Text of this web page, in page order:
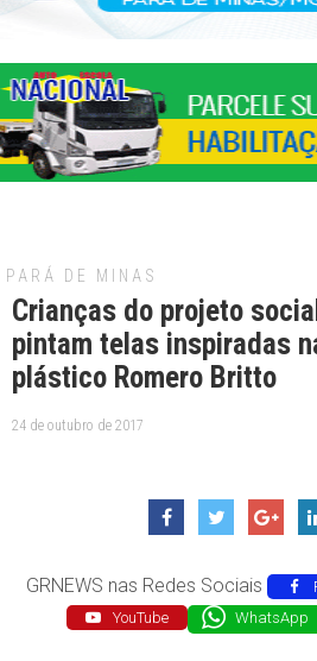
PARÁ DE MINAS
Crianças do projeto
pintam telas inspiradas
plástico Romero Britto
24 de outubro de 2017
GRNEWS nas Redes Sociais
YouTube
WhatsApp